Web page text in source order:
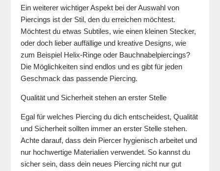
Ein weiterer wichtiger Aspekt bei der Auswahl von
Piercings ist der Stil, den du erreichen möchtest.
Möchtest du etwas Subtiles, wie einen kleinen Stecker,
oder doch lieber auffällige und kreative Designs, wie
zum Beispiel Helix-Ringe oder Bauchnabelpiercings?
Die Möglichkeiten sind endlos und es gibt für jeden
Geschmack das passende Piercing.
Qualität und Sicherheit stehen an erster Stelle
Egal für welches Piercing du dich entscheidest, Qualität
und Sicherheit sollten immer an erster Stelle stehen.
Achte darauf, dass dein Piercer hygienisch arbeitet und
nur hochwertige Materialien verwendet. So kannst du
sicher sein, dass dein neues Piercing nicht nur gut